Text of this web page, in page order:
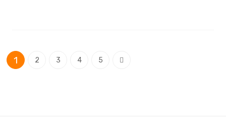
Страница
You're currently reading page
1 2 3 4 5